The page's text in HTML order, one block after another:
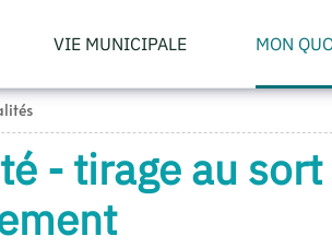
VIE MUNICIPALE MON
- tirage au